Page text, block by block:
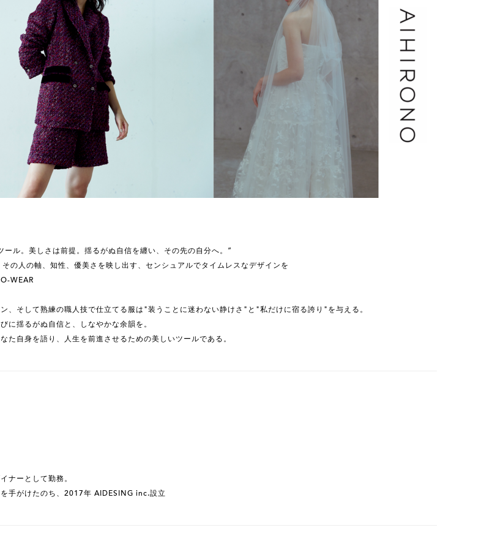
ル。美しさは前提。揺るがぬ自信を纏い、その先の自分へ。”
の人の軸、知性、優美さを映し出す、センシュアルでタイムレスなデザインを
WEAR
、そして熟練の職人技で仕立てる服は"装うことに迷わない静けさ"と"私だけに宿る誇り"を与える。
に揺るがぬ自信と、しなやかな余韻を。
た自身を語り、人生を前進させるための美しいツールである。
ナーとして勤務。
手がけたのち、2017年 AIDESING inc.設立